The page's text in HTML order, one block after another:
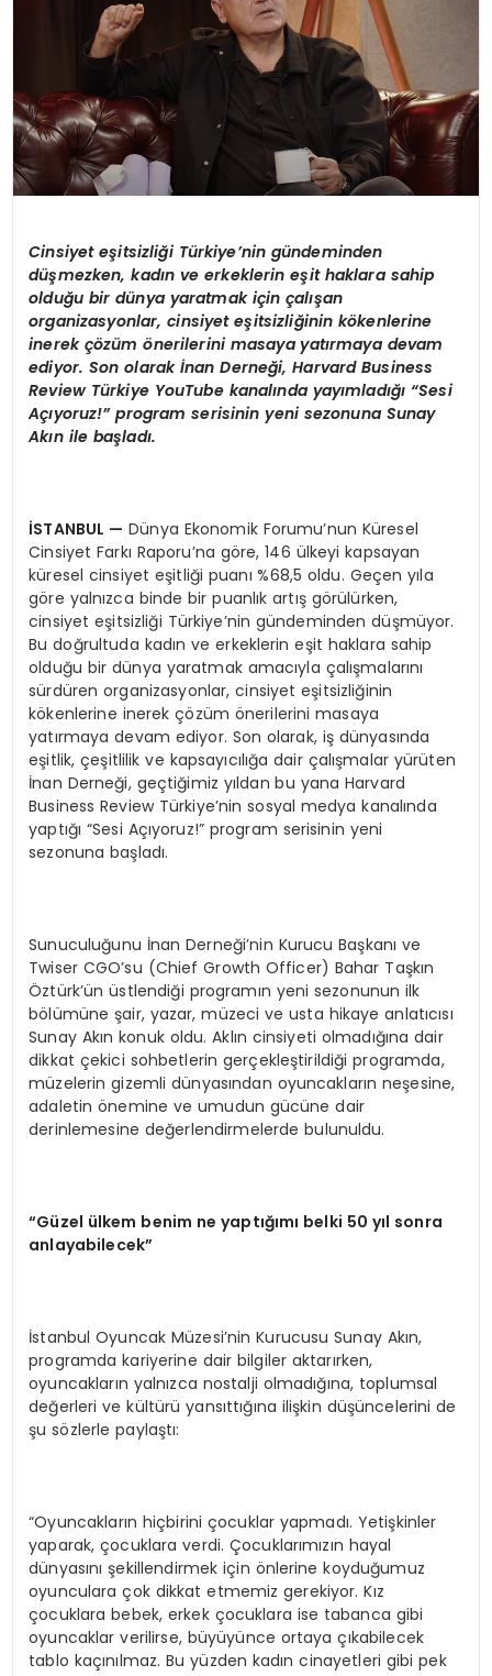
Cinsiyet eşitsizliği Türkiye’nin gündeminden
düşmezken, kadın ve erkeklerin eşit haklara sahip
olduğu bir dünya yaratmak için çalışan
organizasyonlar, cinsiyet eşitsizliğinin kökenlerine
inerek çözüm önerilerini masaya yatırmaya devam
ediyor. Son olarak İnan Derneği, Harvard Business
Review Türkiye YouTube kanalında yayımladığı “Sesi
Açıyoruz!” program serisinin yeni sezonuna Sunay
Akın ile başladı.
İSTANBUL — Dünya Ekonomik Forumu’nun Küresel
Cinsiyet Farkı Raporu’na göre, 146 ülkeyi kapsayan
küresel cinsiyet eşitliği puanı %68,5 oldu. Geçen yıla
göre yalnızca binde bir puanlık artış görülürken,
cinsiyet eşitsizliği Türkiye’nin gündeminden düşmüyor.
Bu doğrultuda kadın ve erkeklerin eşit haklara sahip
olduğu bir dünya yaratmak amacıyla çalışmalarını
sürdüren organizasyonlar, cinsiyet eşitsizliğinin
kökenlerine inerek çözüm önerilerini masaya
yatırmaya devam ediyor. Son olarak, iş dünyasında
eşitlik, çeşitlilik ve kapsayıcılığa dair çalışmalar yürüten
İnan Derneği, geçtiğimiz yıldan bu yana Harvard
Business Review Türkiye’nin sosyal medya kanalında
yaptığı “Sesi Açıyoruz!” program serisinin yeni
sezonuna başladı.
Sunuculuğunu İnan Derneği’nin Kurucu Başkanı ve
Twiser CGO’su (Chief Growth Officer) Bahar Taşkın
Öztürk’ün üstlendiği programın yeni sezonunun ilk
bölümüne şair, yazar, müzeci ve usta hikaye anlatıcısı
Sunay Akın konuk oldu. Aklın cinsiyeti olmadığına dair
dikkat çekici sohbetlerin gerçekleştirildiği programda,
müzelerin gizemli dünyasından oyuncakların neşesine,
adaletin önemine ve umudun gücüne dair
derinlemesine değerlendirmelerde bulunuldu.
“Güzel ülkem benim ne yaptığımı belki 50 yıl sonra
anlayabilecek”
İstanbul Oyuncak Müzesi’nin Kurucusu Sunay Akın,
programda kariyerine dair bilgiler aktarırken,
oyuncakların yalnızca nostalji olmadığına, toplumsal
değerleri ve kültürü yansıttığına ilişkin düşüncelerini de
şu sözlerle paylaştı:
“Oyuncakların hiçbirini çocuklar yapmadı. Yetişkinler
yaparak, çocuklara verdi. Çocuklarımızın hayal
dünyasını şekillendirmek için önlerine koyduğumuz
oyunculara çok dikkat etmemiz gerekiyor. Kız
çocuklara bebek, erkek çocuklara ise tabanca gibi
oyuncaklar verilirse, büyüyünce ortaya çıkabilecek
tablo kaçınılmaz. Bu yüzden kadın cinayetleri gibi pek